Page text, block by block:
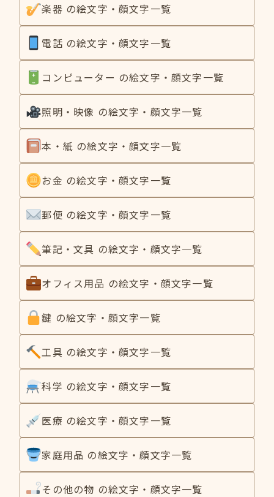
楽器 の絵文字・顔文字一覧
電話 の絵文字・顔文字一覧
コンピューター の絵文字・顔文字一覧
照明・映像 の絵文字・顔文字一覧
本・紙 の絵文字・顔文字一覧
お金 の絵文字・顔文字一覧
郵便 の絵文字・顔文字一覧
筆記・文具 の絵文字・顔文字一覧
オフィス用品 の絵文字・顔文字一覧
鍵 の絵文字・顔文字一覧
工具 の絵文字・顔文字一覧
科学 の絵文字・顔文字一覧
医療 の絵文字・顔文字一覧
家庭用品 の絵文字・顔文字一覧
その他の物 の絵文字・顔文字一覧